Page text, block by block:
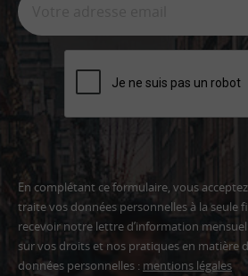
En complétant ce formulaire, vous
traite vos données personnelles à la seule
recevoir notre lettre d’information
sur vos droits et nos pratiques en matière
données personnelles : mentions légales